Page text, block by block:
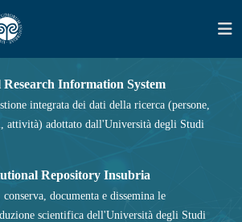
Information System
integrata dei dati della ricerca (persone,
attività) adottato dall'Università degli Studi
Repository Insubria
documenta e dissemina le
scientifica dell'Università degli Studi